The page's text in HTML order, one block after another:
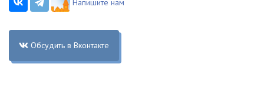
Напишите нам
Обсудить в Вконтакте